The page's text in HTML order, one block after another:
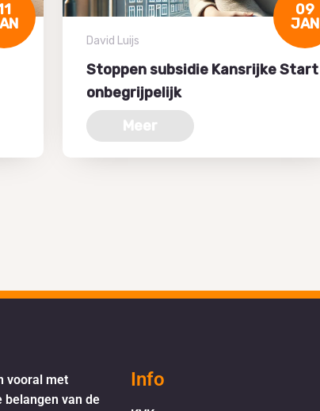
09
JAN
David Luijs
Stoppen subsidie Kansrijke Start
onbegrijpelijk
Meer
vooral met
belangen van de
Info